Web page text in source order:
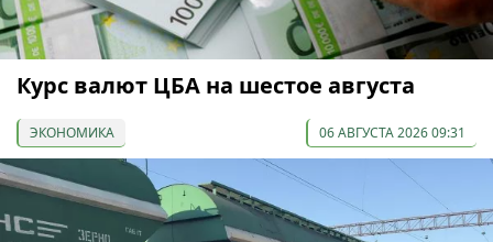
Курс валют ЦБА на шестое августа
ЭКОНОМИКА 06 АВГУСТА 2026 09:31